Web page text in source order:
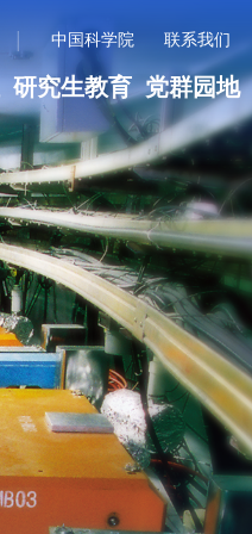
| 中国科学院 联系我们
研究生教育 党群园地